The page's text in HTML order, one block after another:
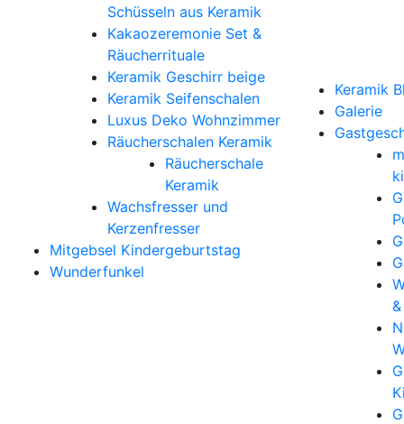
Schüsseln aus Keramik
Kakaozeremonie Set &
Räucherrituale
Keramik Geschirr beige
Keramik Seifenschalen
Luxus Deko Wohnzimmer
Räucherschalen Keramik
Räucherschale
Keramik
Wachsfresser und
Kerzenfresser
Mitgebsel Kindergeburtstag
Wunderfunkel
Keramik
Galerie